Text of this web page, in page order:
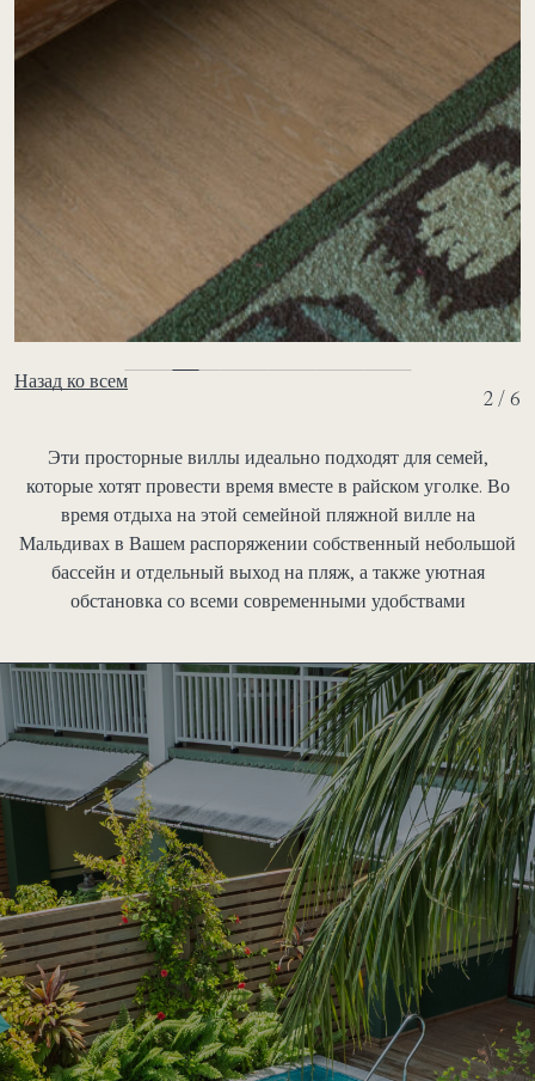
Назад ко всем
2 / 6
Эти просторные виллы идеально подходят для семей,
которые хотят провести время вместе в райском уголке. Во
время отдыха на этой семейной пляжной вилле на
Мальдивах в Вашем распоряжении собственный небольшой
бассейн и отдельный выход на пляж, а также уютная
обстановка со всеми современными удобствами